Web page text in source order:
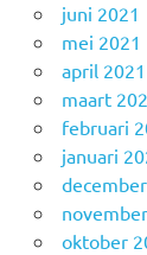
juni 2021
mei 2021
april 2021
maart
februari
januari
oktober